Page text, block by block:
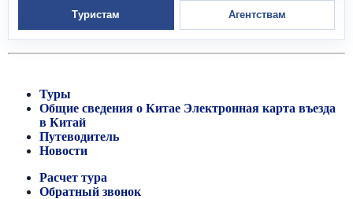
Туристам Агентствам
Туры
Общие сведения о Китае Электронная карта въезда
в Китай
Путеводитель
Новости
Расчет тура
Обратный звонок